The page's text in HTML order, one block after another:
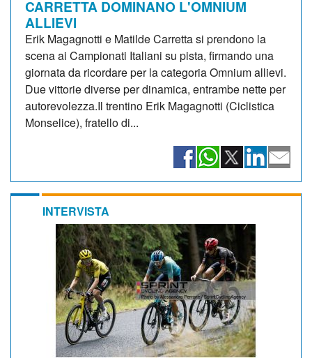
CARRETTA DOMINANO L'OMNIUM
ALLIEVI
Erik Magagnotti e Matilde Carretta si prendono la
scena ai Campionati Italiani su pista, firmando una
giornata da ricordare per la categoria Omnium allievi.
Due vittorie diverse per dinamica, entrambe nette per
autorevolezza.Il trentino Erik Magagnotti (Ciclistica
Monselice), fratello di...
INTERVISTA